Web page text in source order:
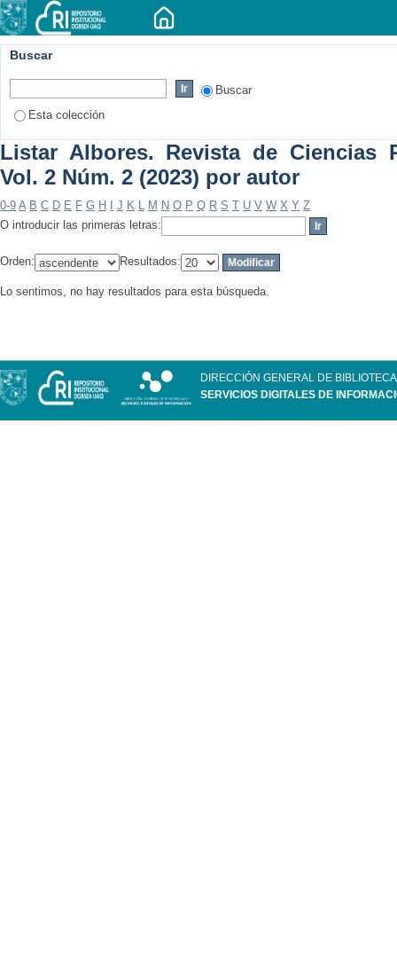
Buscar
Buscar
Esta colección
Listar Albores. Revista de Ciencias
Vol. 2 Núm. 2 (2023) por autor
0-9 A B C D E F G H J K L M N O P Q R S T U V W X Y Z
O introducir las primeras letras:
Orden: Resultados:
Lo sentimos, no hay resultados para esta búsqueda.
DIRECCIÓN GENERAL DE
SERVICIOS DIGITALES DE